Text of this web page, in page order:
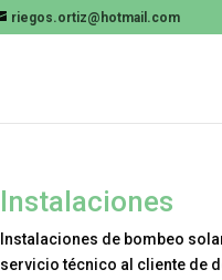
riegos.ortiz@hotmail.com
Instalaciones
Instalaciones de bombeo
servicio técnico al cliente de